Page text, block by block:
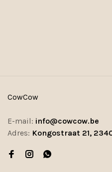
CowCow
E-mail: info@cowcow.be
Adres: Kongostraat 21,